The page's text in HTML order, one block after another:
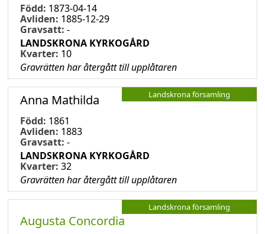
Född: 1873-04-14
Avliden: 1885-12-29
Gravsatt: -
LANDSKRONA KYRKOGÅRD
Kvarter: 10
Gravrätten har återgått till upplåtaren
Landskrona församling
Anna Mathilda
Född: 1861
Avliden: 1883
Gravsatt: -
LANDSKRONA KYRKOGÅRD
Kvarter: 32
Gravrätten har återgått till upplåtaren
Landskrona församling
Augusta Concordia